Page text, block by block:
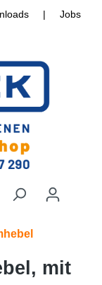
| Jobs
mit